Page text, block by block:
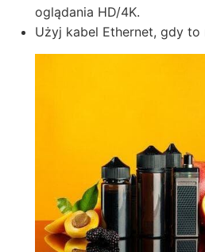
oglądania HD/4K.
Użyj kabel Ethernet, gdy to